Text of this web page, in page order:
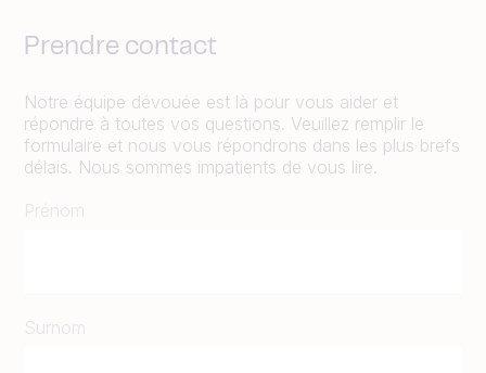
Prendre contact
Notre équipe dévouée est là pour vous aider et
répondre à toutes vos questions. Veuillez remplir le
formulaire et nous vous répondrons dans les plus brefs
délais. Nous sommes impatients de vous lire.
Prénom
Surnom